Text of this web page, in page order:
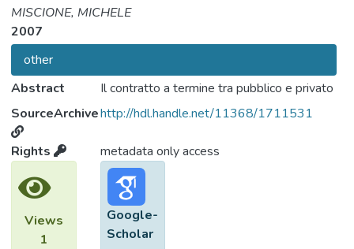
MISCIONE, MICHELE
2007
other
Abstract
Il contratto a termine tra pubblico e privato
SourceArchivehttp://hdl.handle.net/11368/1711531
Rights metadata only access
Views
1
Google-
Scholar